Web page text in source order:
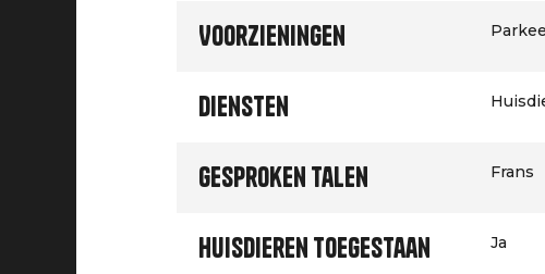
Voorzieningen
Diensten
Gesproken talen Frans
Huisdieren toegestaan Ja